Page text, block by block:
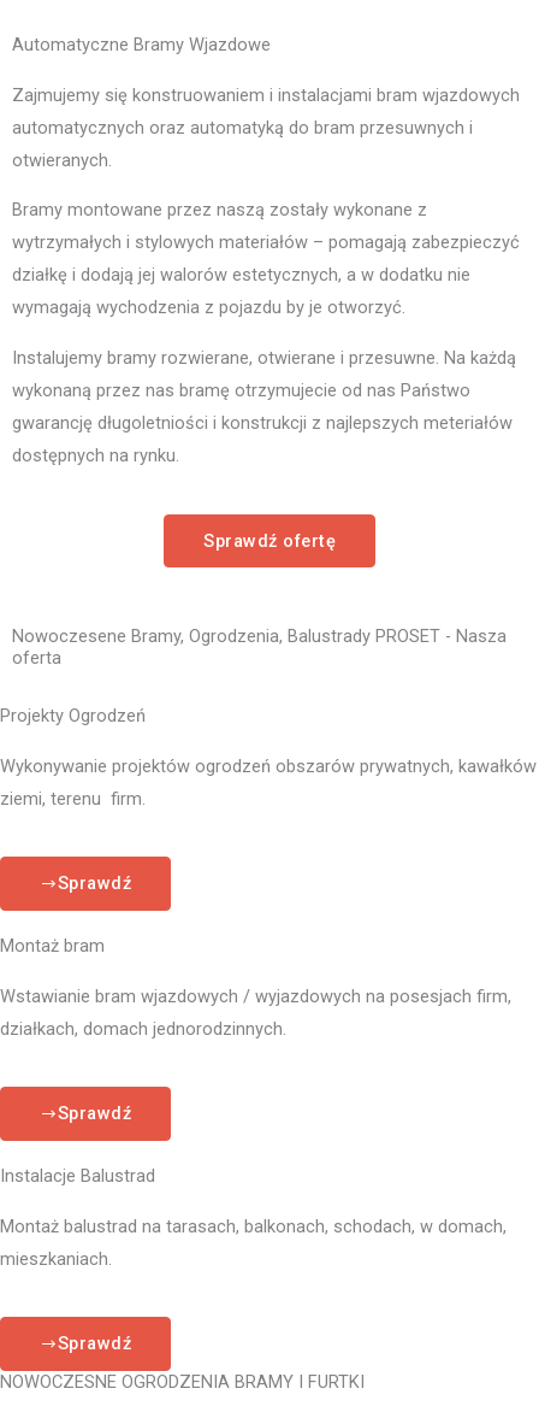
Automatyczne Bramy Wjazdowe
Zajmujemy się konstruowaniem i instalacjami bram wjazdowych
automatycznych oraz automatyką do bram przesuwnych i
otwieranych.
Bramy montowane przez naszą zostały wykonane z
wytrzymałych i stylowych materiałów – pomagają zabezpieczyć
działkę i dodają jej walorów estetycznych, a w dodatku nie
wymagają wychodzenia z pojazdu by je otworzyć.
Instalujemy bramy rozwierane, otwierane i przesuwne. Na każdą
wykonaną przez nas bramę otrzymujecie od nas Państwo
gwarancję długoletniości i konstrukcji z najlepszych meteriałów
dostępnych na rynku.
Sprawdź ofertę
Nowoczesene Bramy, Ogrodzenia, Balustrady PROSET - Nasza
oferta
Projekty Ogrodzeń
Wykonywanie projektów ogrodzeń obszarów prywatnych, kawałków
ziemi, terenu firm.
Sprawdź
Montaż bram
Wstawianie bram wjazdowych / wyjazdowych na posesjach firm,
działkach, domach jednorodzinnych.
Sprawdź
Instalacje Balustrad
Montaż balustrad na tarasach, balkonach, schodach, w domach,
mieszkaniach.
Sprawdź
NOWOCZESNE OGRODZENIA BRAMY I FURTKI